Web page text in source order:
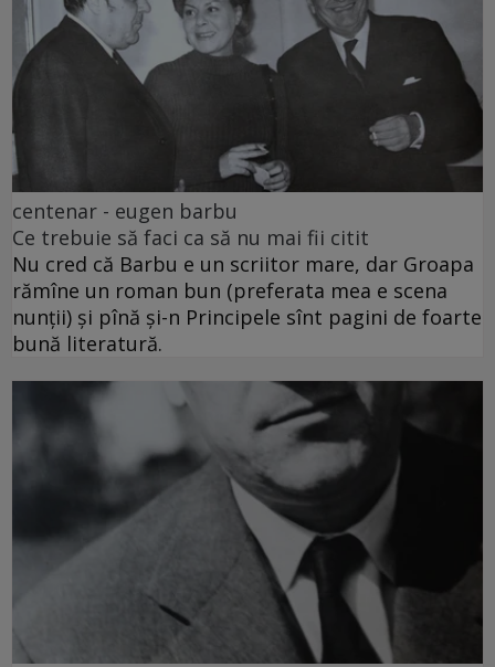
centenar - eugen barbu
Ce trebuie să faci ca să nu mai fii citit
Nu cred că Barbu e un scriitor mare, dar Groapa
rămîne un roman bun (preferata mea e scena
nunții) și pînă și-n Principele sînt pagini de foarte
bună literatură.